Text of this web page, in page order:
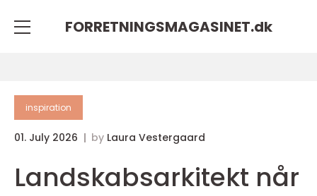
FORRETNINGSMAGASINET.dk
inspiration
01. July 2026 by Laura Vestergaard
Landskabsarkitekt når